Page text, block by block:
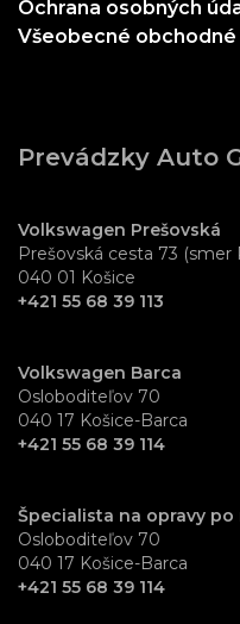
Ochrana osobných
Všeobecné
Prevádzky Auto
Volkswagen Prešovská
Prešovská cesta 73 (smer
040 01 Košice
+421 55 68 39 113
Volkswagen Barca
Osloboditeľov 70
040 17 Košice-Barca
+421 55 68 39 114
Špecialista na opravy
Osloboditeľov 70
040 17 Košice-Barca
+421 55 68 39 114